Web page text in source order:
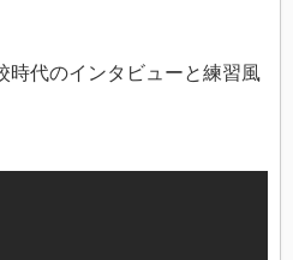
時代のインタビューと練習風